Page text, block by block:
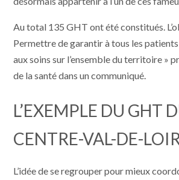
Au total 135 GHT ont été constitués.
Permettre de garantir à tous les
aux soins sur l’ensemble du territoire »
de la santé dans un communiqué.
L’EXEMPLE DU GHT
CENTRE-VAL-DE-
L’idée de se regrouper pour mieux